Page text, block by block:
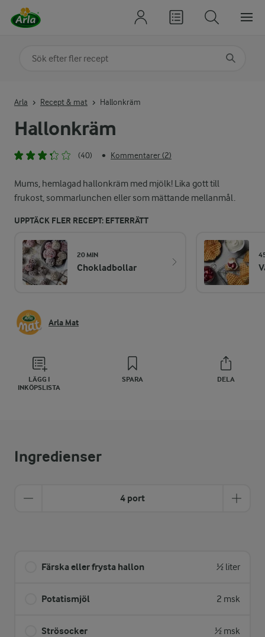
Hallonkräm
(40) • Kommentarer (2)
Mums, hemlagad hallonkräm med mjölk! Lika gott till
frukost, sommarlunchen eller som mättande mellanmål.
UPPTÄCK FLER RECEPT: EFTERRÄTT
20 MIN
Chokladbollar
Arla Mat
LÄGG I
INKÖPSLISTA
SPARA DELA
Arla Recept & mat Hallonkräm
Ingredienser
4 port
Färska eller frysta hallon ½ liter
Potatismjöl 2 msk
Strösocker ½ msk
Sök på kategori eller ingrediens